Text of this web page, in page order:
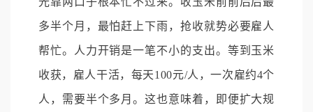
多半个月，最怕赶上下雨，抢收就势必要雇人
帮忙。人力开销是一笔不小的支出。等到玉米
收获，雇人干活，每天100元/人，一次雇约4个
人，需要半个多月。这也意味着，即便扩大规